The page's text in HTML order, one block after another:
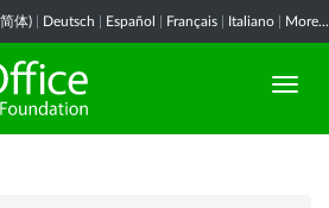
体) Deutsch Español Français Italiano More...